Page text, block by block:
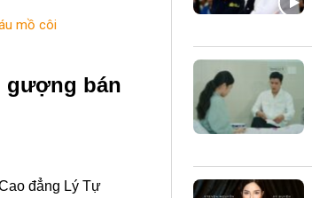
mồ côi
gượng bán
đẳng Lý Tự